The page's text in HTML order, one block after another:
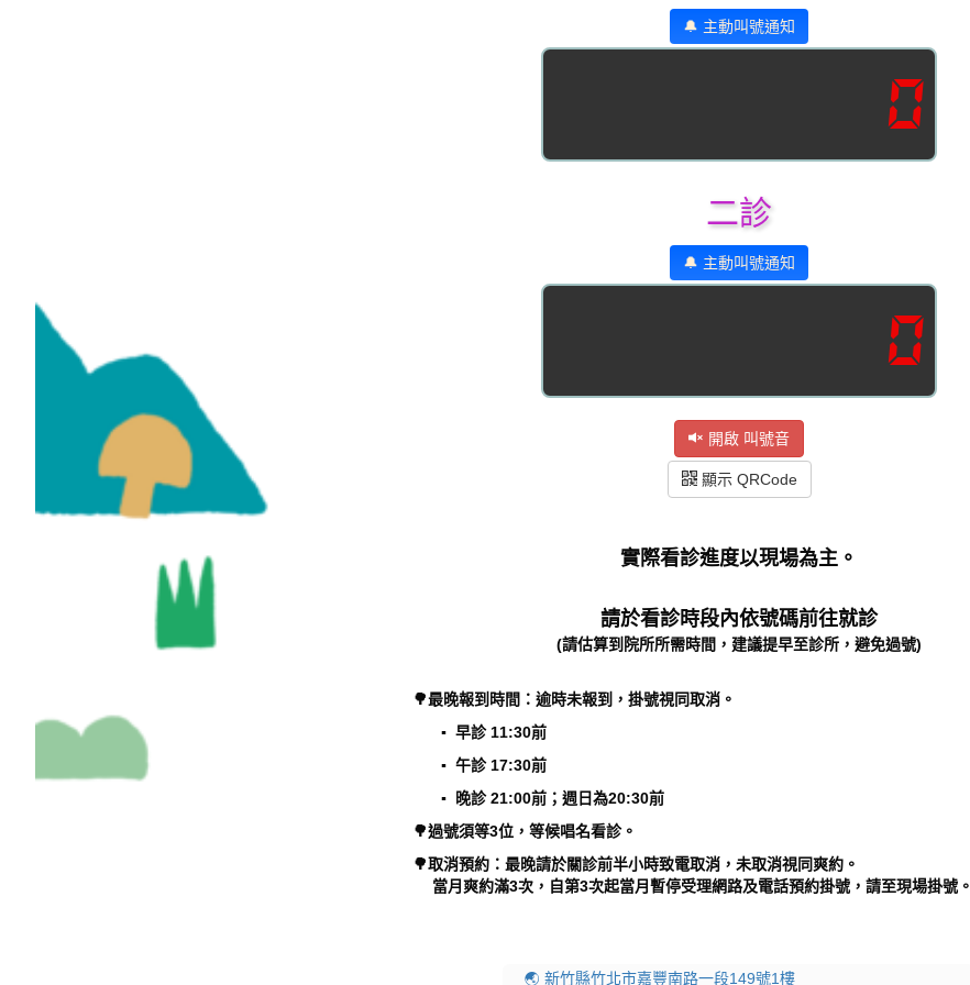
🔔 主動叫號通知
0
二診
🔔 主動叫號通知
0
開啟 叫號音
顯示 QRCode
實際看診進度以現場為主。
請於看診時段內依號碼前往就診
(請估算到院所所需時間，建議提早至診所，避免過號)
🌳最晚報到時間：逾時未報到，掛號視同取消。
▪︎ 早診 11:30前
▪︎ 午診 17:30前
▪︎ 晚診 21:00前；週日為20:30前
🌳過號須等3位，等候唱名看診。
🌳取消預約：最晚請於關診前半小時致電取消，未取消視同爽約。
當月爽約滿3次，自第3次起當月暫停受理網路及電話預約掛號，請至現場掛號。
🌏 新竹縣竹北市嘉豐南路一段149號1樓